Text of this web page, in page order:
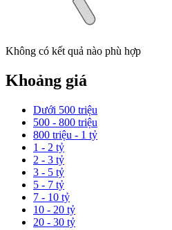
Không có kết quả nào phù hợp
Khoảng giá
Dưới 500 triệu
500 - 800 triệu
800 triệu - 1 tỷ
1 - 2 tỷ
2 - 3 tỷ
3 - 5 tỷ
5 - 7 tỷ
7 - 10 tỷ
10 - 20 tỷ
20 - 30 tỷ